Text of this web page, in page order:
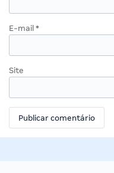
E-mail *
Site